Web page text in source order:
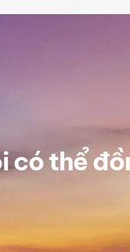
có thể